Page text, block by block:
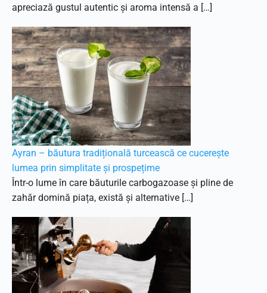
apreciază gustul autentic și aroma intensă a […]
Ayran – băutura tradițională turcească ce cucerește
lumea prin simplitate și prospețime
Într-o lume în care băuturile carbogazoase și pline de
zahăr domină piața, există și alternative […]